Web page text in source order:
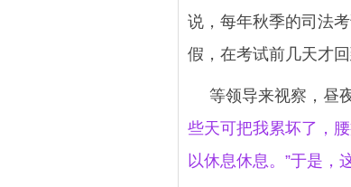
说，每年秋季的司法
假，在考试前几天才回
等领导来视察，昼
些天可把我累坏了，
以休息休息。”于是，